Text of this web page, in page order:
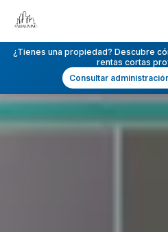
¿Tienes una propiedad? Descubre
rentas cortas
Consultar